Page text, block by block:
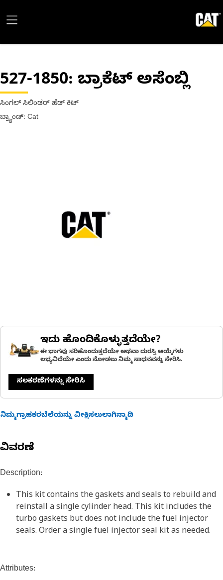
527-1850: ಬ್ರಾಕೆಟ್ ಅಸೆಂಬ್ಲಿ
ಸಿಂಗಲ್ ಸಿಲಿಂಡರ್ ಹೆಡ್ ಕಿಟ್
ಬ್ರ್ಯಾಂಡ್: Cat
ಇದು ಹೊಂದಿಕೊಳ್ಳುತ್ತದೆಯೇ?
ಈ ಭಾಗವು ಸರಿಹೊಂದುತ್ತದೆಯೇ ಅಥವಾ ದುರಸ್ತಿ ಆಯ್ಕೆಗಳು
ಲಭ್ಯವಿದೆಯೇ ಎಂದು ನೋಡಲು ನಿಮ್ಮ ಸಾಧನವನ್ನು ಸೇರಿಸಿ.
ಸಲಕರಣೆಗಳನ್ನು ಸೇರಿಸಿ
ನಿಮ್ಮಗ್ರಾಹಕರಬೆಲೆಯನ್ನು ವೀಕ್ಷಿಸಲುಲಾಗಿನ್ಮಾಡಿ
ವಿವರಣೆ
Description:
This kit contains the gaskets and seals to rebuild and
reinstall a single cylinder head. This kit includes the
turbo gaskets but does not include the fuel injector
seals. Order a single fuel injector seal kit as needed.
Attributes: